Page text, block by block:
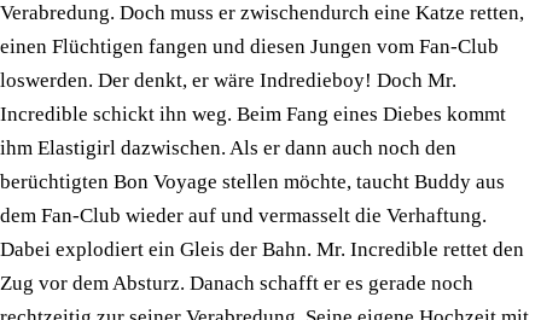
Verabredung. Doch muss er zwischendurch eine Katze retten,
einen Flüchtigen fangen und diesen Jungen vom Fan-Club
loswerden. Der denkt, er wäre Indredieboy! Doch Mr.
Incredible schickt ihn weg. Beim Fang eines Diebes kommt
ihm Elastigirl dazwischen. Als er dann auch noch den
berüchtigten Bon Voyage stellen möchte, taucht Buddy aus
dem Fan-Club wieder auf und vermasselt die Verhaftung.
Dabei explodiert ein Gleis der Bahn. Mr. Incredible rettet den
Zug vor dem Absturz. Danach schafft er es gerade noch